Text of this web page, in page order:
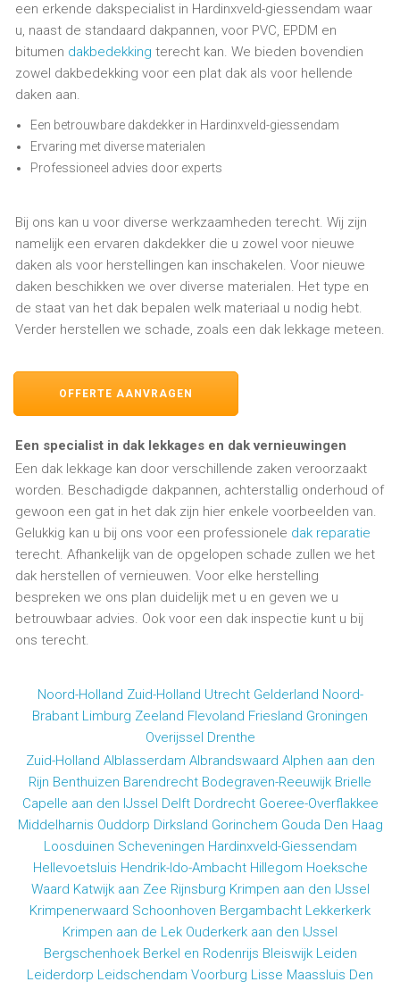
een erkende dakspecialist in Hardinxveld-giessendam waar
u, naast de standaard dakpannen, voor PVC, EPDM en
bitumen dakbedekking terecht kan. We bieden bovendien
zowel dakbedekking voor een plat dak als voor hellende
daken aan.
Een betrouwbare dakdekker in Hardinxveld-giessendam
Ervaring met diverse materialen
Professioneel advies door experts
Bij ons kan u voor diverse werkzaamheden terecht. Wij zijn
namelijk een ervaren dakdekker die u zowel voor nieuwe
daken als voor herstellingen kan inschakelen. Voor nieuwe
daken beschikken we over diverse materialen. Het type en
de staat van het dak bepalen welk materiaal u nodig hebt.
Verder herstellen we schade, zoals een dak lekkage meteen.
OFFERTE AANVRAGEN
Een specialist in dak lekkages en dak vernieuwingen
Een dak lekkage kan door verschillende zaken veroorzaakt
worden. Beschadigde dakpannen, achterstallig onderhoud of
gewoon een gat in het dak zijn hier enkele voorbeelden van.
Gelukkig kan u bij ons voor een professionele dak reparatie
terecht. Afhankelijk van de opgelopen schade zullen we het
dak herstellen of vernieuwen. Voor elke herstelling
bespreken we ons plan duidelijk met u en geven we u
betrouwbaar advies. Ook voor een dak inspectie kunt u bij
ons terecht.
Noord-Holland Zuid-Holland Utrecht Gelderland Noord-
Brabant Limburg Zeeland Flevoland Friesland Groningen
Overijssel Drenthe
Zuid-Holland Alblasserdam Albrandswaard Alphen aan den
Rijn Benthuizen Barendrecht Bodegraven-Reeuwijk Brielle
Capelle aan den IJssel Delft Dordrecht Goeree-Overflakkee
Middelharnis Ouddorp Dirksland Gorinchem Gouda Den Haag
Loosduinen Scheveningen Hardinxveld-Giessendam
Hellevoetsluis Hendrik-Ido-Ambacht Hillegom Hoeksche
Waard Katwijk aan Zee Rijnsburg Krimpen aan den IJssel
Krimpenerwaard Schoonhoven Bergambacht Lekkerkerk
Krimpen aan de Lek Ouderkerk aan den IJssel
Bergschenhoek Berkel en Rodenrijs Bleiswijk Leiden
Leiderdorp Leidschendam Voorburg Lisse Maassluis Den